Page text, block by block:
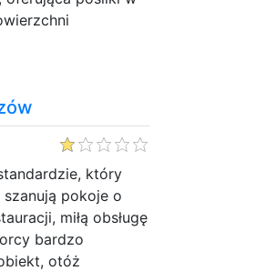
który
pokoje o
miłą obsługę
bardzo
otóż